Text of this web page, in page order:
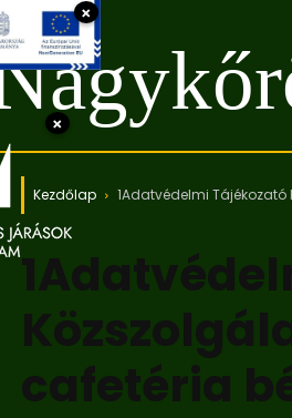
Kezdőlap 1Adatvédelmi
cafetéria
×
×